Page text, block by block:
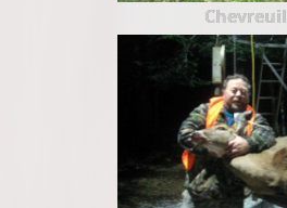
Chevreuil